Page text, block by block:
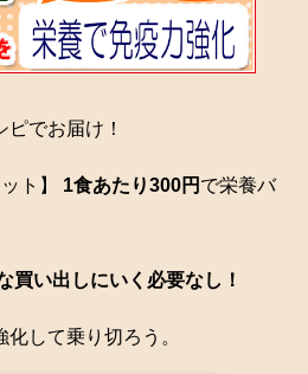
ピでお届け！
ト】 1食あたり300円 で栄養バ
買い出しにいく必要なし！
して乗り切ろう。